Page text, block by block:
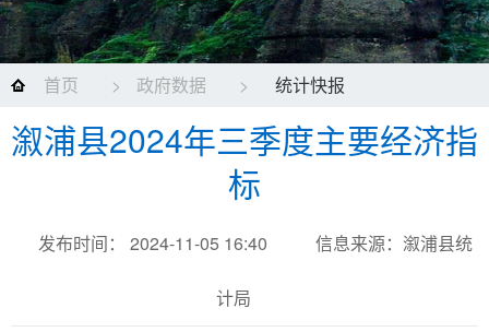
首页 > 政府数据 > 统计快报
溆浦县2024年三季度主要经济指
标
发布时间： 2024-11-05 16:40 信息来源：溆浦县统
计局